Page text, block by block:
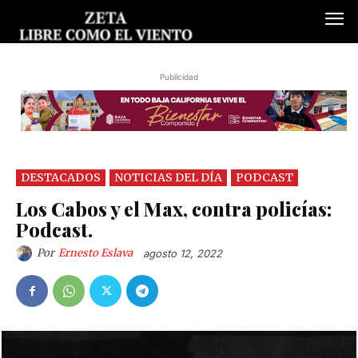
Publicidad
DESTACADOS NOTICIAS DEL DÍA PODCAST
Los Cabos y el Max, contra policías:
Podcast.
Por Ernesto Eslava agosto 12, 2022